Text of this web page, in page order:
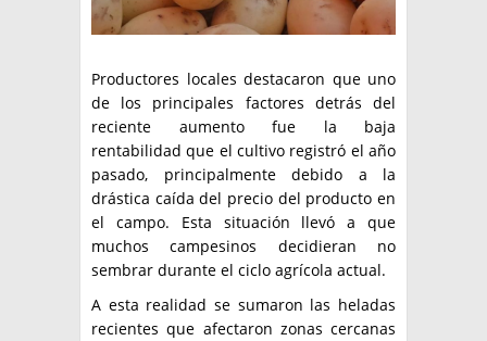
Productores locales destacaron que uno
de los principales factores detrás del
reciente aumento fue la baja
rentabilidad que el cultivo registró el año
pasado, principalmente debido a la
drástica caída del precio del producto en
el campo. Esta situación llevó a que
muchos campesinos decidieran no
sembrar durante el ciclo agrícola actual.
A esta realidad se sumaron las heladas
recientes que afectaron zonas cercanas